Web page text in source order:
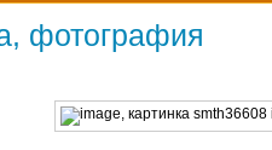
фотография